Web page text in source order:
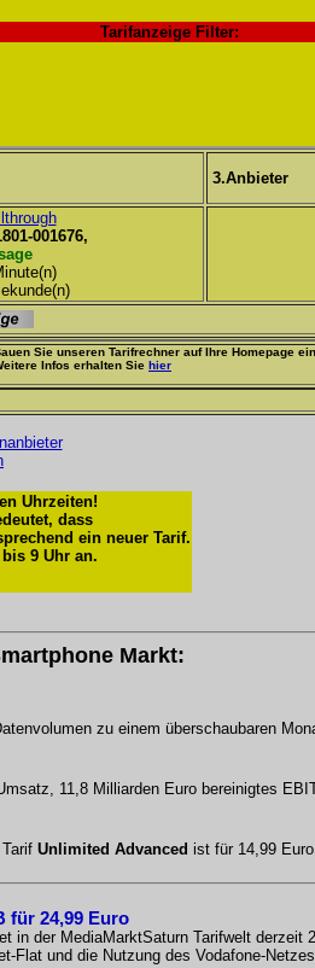
Tarifanzeige Filter:
3.Anbieter
001676,
Sie unseren Tarifrechner auf Ihre Homepage
Infos erhalten Sie hier
Uhrzeiten!
dass
ein neuer Tarif.
9 Uhr an.
Markt:
zu einem überschaubaren
11,8 Milliarden Euro bereinigtes
Unlimited Advanced ist für 14,99
für 24,99 Euro
in der MediaMarktSaturn Tarifwelt derzeit
Flat und die Nutzung des Vodafone-